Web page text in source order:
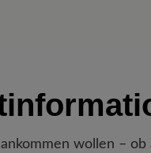
wollen –